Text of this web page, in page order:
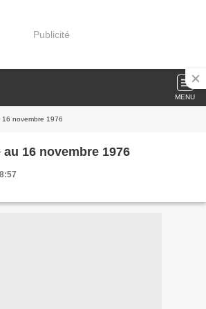
Publicité
MENU
novembre 1976
16 novembre 1976